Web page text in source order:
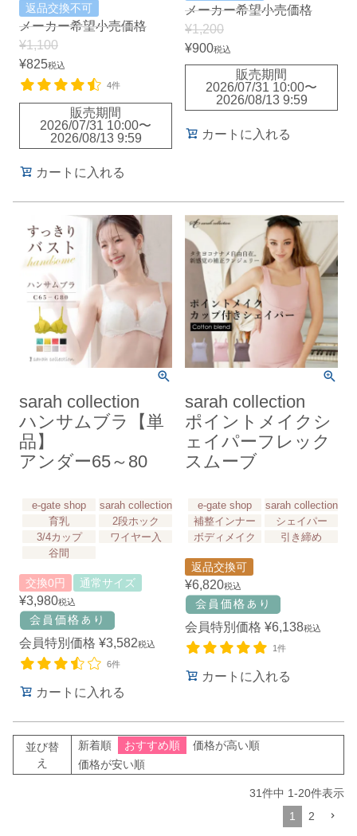
返品交換不可
メーカー希望小売価格
¥1,100
¥825税込
4件
販売期間
2026/07/31 10:00〜
2026/08/13 9:59
カートに入れる
メーカー希望小売価格
¥1,200
¥900税込
販売期間
2026/07/31 10:00〜
2026/08/13 9:59
カートに入れる
sarah collection
ハンサムブラ【単
品】
アンダー65～80
e-gate shop
sarah collection
育乳
2段ホック
3/4カップ
ワイヤー入
谷間
交換0円 通常サイズ
¥3,980税込
会員特別価格 ¥3,582税込
6件
カートに入れる
sarah collection
ポイントメイクシ
ェイパーフレック
スムーブ
e-gate shop
sarah collection
補整インナー
シェイパー
ボディメイク
引き締め
返品交換可
¥6,820税込
会員特別価格 ¥6,138税込
1件
カートに入れる
並び替
え
新着順 おすすめ順
価格が高い順
価格が安い順
31件中 1-20件表示
1
2